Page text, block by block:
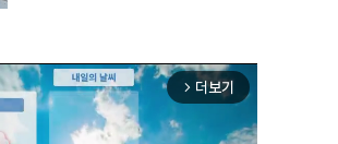
arrow_forward_ios 더보기